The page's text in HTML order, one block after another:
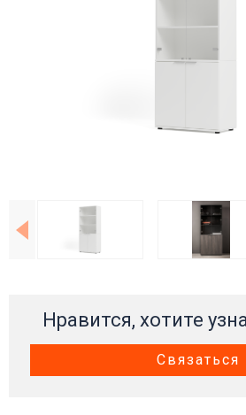
Нравится, хотите
Связаться